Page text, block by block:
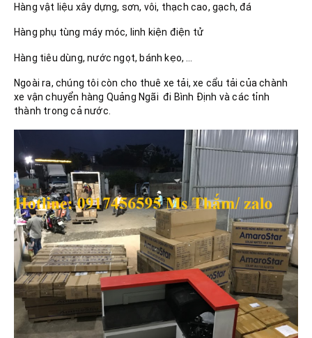
Hàng vật liệu xây dựng, sơn, vôi, thạch cao, gạch, đá
Hàng phụ tùng máy móc, linh kiện điện tử
Hàng tiêu dùng, nước ngọt, bánh kẹo, …
Ngoài ra, chúng tôi còn cho thuê xe tải, xe cẩu tải của chành
xe vận chuyển hàng Quảng Ngãi đi Bình Định và các tỉnh
thành trong cả nước.